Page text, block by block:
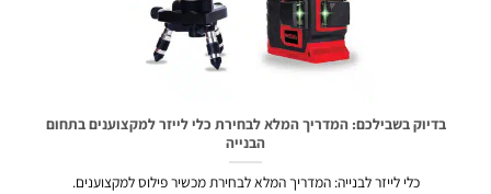
בדיוק בשבילכם: המדריך המלא לבחירת כלי לייזר למקצוענים בתחום
כלי לייזר לבנייה: המדריך המלא לבחירת מכשיר פילוס למקצוענים.